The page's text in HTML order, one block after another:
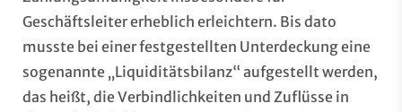
Geschäftsleiter erheblich erleichtern. Bis dato
musste bei einer festgestellten Unterdeckung eine
sogenannte „Liquiditätsbilanz“ aufgestellt werden,
das heißt, die Verbindlichkeiten und Zuflüsse in